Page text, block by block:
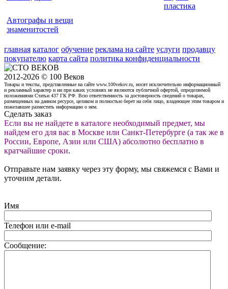
пластика
Автографы и вещи
знаменитостей
главная каталог обучение реклама на сайте услуги продавцу
покупателю карта сайта политика конфиденциальности
2012-2026 © 100 Веков
Товары и тексты, представленные на сайте www.100vekov.ru, носят исключительно информационный
и рекламный характер и ни при каких условиях не являются публичной офертой, определяемой
положениями Статьи 437 ГК РФ. Всю ответственность за достоверность сведений о товарах,
размещенных на данном ресурсе, целиком и полностью берет на себя лицо, владеющее этим товаром и
пожелавшее разместить информацию о нем.
Сделать заказ
Если вы не найдете в каталоге необходимый предмет, мы
найдем его для вас в Москве или Санкт-Петербурге (а так же в
России, Европе, Азии или США) абсолютно бесплатно в
кратчайшие сроки.
Отправьте нам заявку через эту форму, мы свяжемся с Вами и
уточним детали.
Имя
Телефон или e-mail
Сообщение: